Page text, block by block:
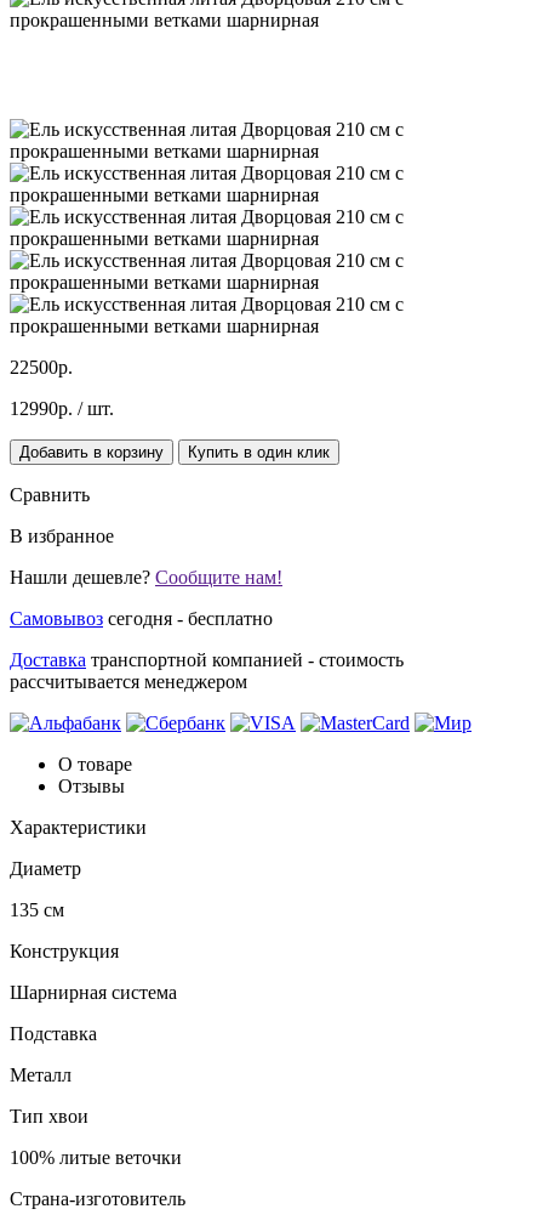
22500р.
12990р. / шт.
Добавить в корзину Купить в один клик
Сравнить
В избранное
Нашли дешевле? Сообщите нам!
Самовывоз сегодня - бесплатно
Доставка транспортной компанией - стоимость
рассчитывается менеджером
О товаре
Отзывы
Характеристики
Диаметр
135 см
Конструкция
Шарнирная система
Подставка
Металл
Тип хвои
100% литые веточки
Страна-изготовитель